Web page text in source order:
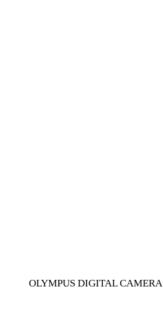
OLYMPUS DIGITAL CAMERA